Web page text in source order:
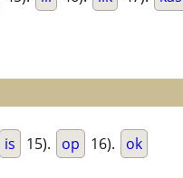
is 15). op 16). ok